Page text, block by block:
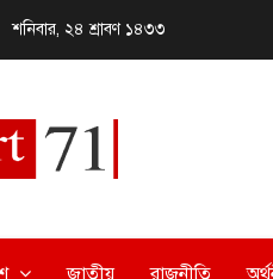
শনিবার, ২৪ শ্রাবণ ১৪৩৩
জাতীয় রাজনীতি